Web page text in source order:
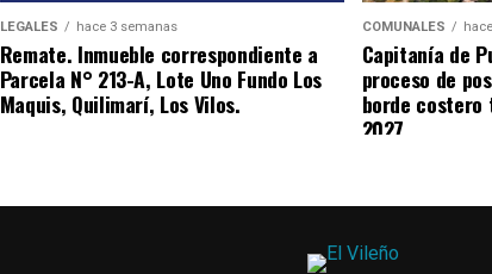
LEGALES hace 3 semanas
Remate. Inmueble correspondiente a
Parcela N° 213-A, Lote Uno Fundo Los
Maquis, Quilimarí, Los Vilos.
COMUNALES
Capitanía de
proceso de
borde costero
2027